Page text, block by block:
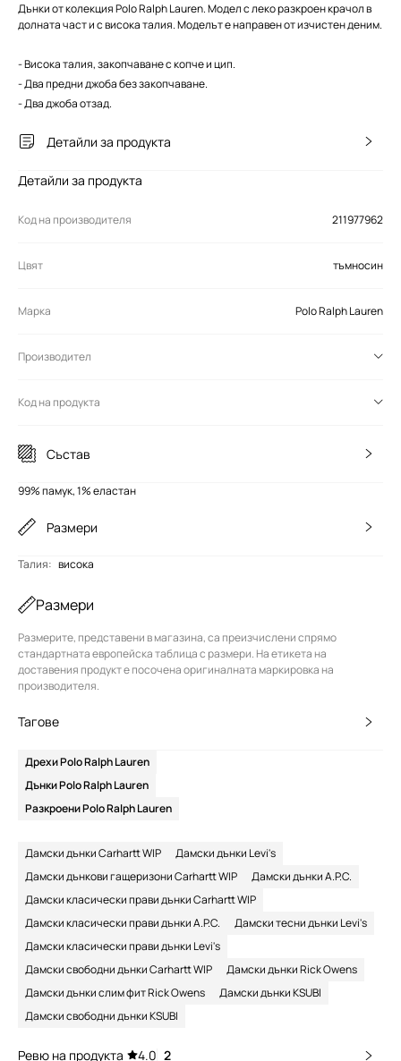
Дънки от колекция Polo Ralph Lauren. Модел с леко разкроен крачол в
долната част и с висока талия. Моделът е направен от изчистен деним.
- Висока талия, закопчаване с копче и цип.
- Два предни джоба без закопчаване.
- Два джоба отзад.
Детайли за продукта
Детайли за продукта
Код на производителя 211977962
Цвят тъмносин
Марка Polo Ralph Lauren
Производител
Код на продукта
Състав
99% памук, 1% еластан
Размери
Талия: висока
Размери
Размерите, представени в магазина, са преизчислени спрямо
стандартната европейска таблица с размери. На етикета на
доставения продукт е посочена оригиналната маркировка на
производителя.
Тагове
Дрехи Polo Ralph Lauren
Дънки Polo Ralph Lauren
Разкроени Polo Ralph Lauren
Дамски дънки Carhartt WIP
Дамски дънки Levi's
Дамски дънкови гащеризони Carhartt WIP
Дамски дънки A.P.C.
Дамски класически прави дънки Carhartt WIP
Дамски класически прави дънки A.P.C.
Дамски тесни дънки Levi's
Дамски класически прави дънки Levi's
Дамски свободни дънки Carhartt WIP
Дамски дънки Rick Owens
Дамски дънки слим фит Rick Owens
Дамски дънки KSUBI
Дамски свободни дънки KSUBI
Ревю на продукта 4.0 2